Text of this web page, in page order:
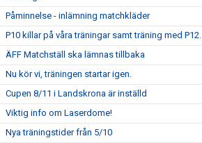
Påminnelse - inlämning matchkläder
P10 killar på våra träningar samt träning med P12.
ÄFF Matchställ ska lämnas tillbaka
Nu kör vi, träningen startar igen.
Cupen 8/11 i Landskrona är inställd
Viktig info om Laserdome!
Nya träningstider från 5/10